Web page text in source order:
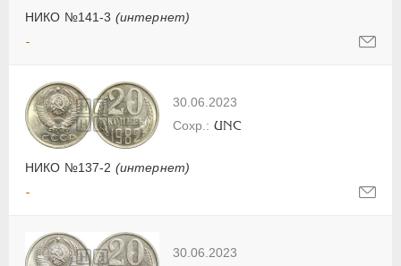
НИКО №141-3 (интернет)
-
30.06.2023
НИКО №137-2 (интернет)
UNC
-
30.06.2023